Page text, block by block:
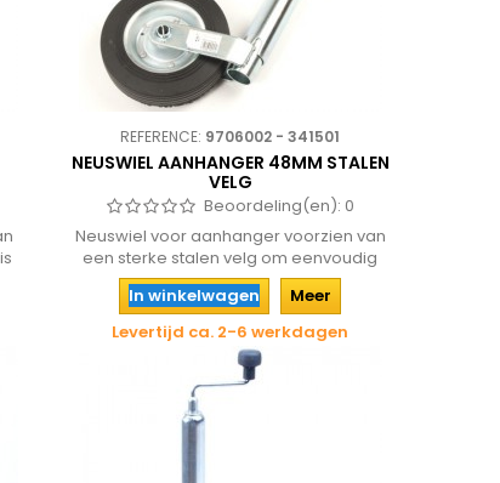
REFERENCE: 9706002 - 341501
NEUSWIEL AANHANGER 48MM STALEN
VELG
Beoordeling(en): 0
Neuswiel voor aanhanger voorzien van
een sterke stalen velg om eenvoudig
op...
In winkelwagen
Meer
Levertijd ca. 2-6 werkdagen